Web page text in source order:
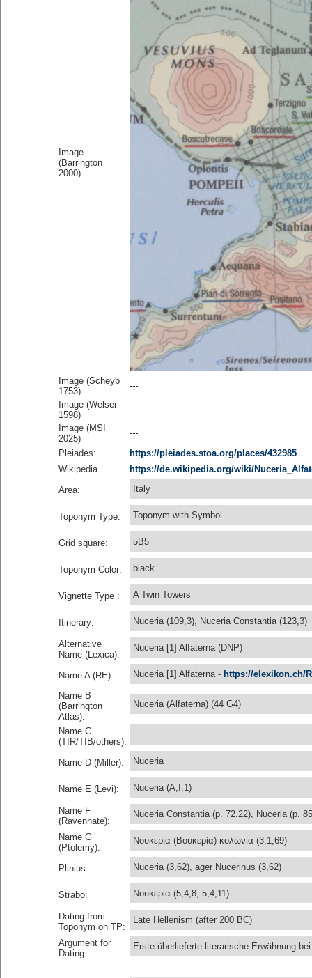
Image
(Barrington
2000)
Image (Scheyb
1753)
---
Image (Welser
1598)
---
Image (MSI
2025)
---
Pleiades:
https://pleiades.stoa.org/places/432985
Wikipedia
https://de.wikipedia.org/wiki/
Area:
Italy
Toponym Type: Toponym with Symbol
Grid square: 5B5
Toponym Color: black
Vignette Type : A Twin Towers
Itinerary: Nuceria (109,3), Nuceria Constantia (123,3)
Alternative
Name (Lexica):
Nuceria [1] Alfaterna (DNP)
Name A (RE): Nuceria [1] Alfaterna - https://elexikon.ch/
Name B
(Barrington
Atlas):
Nuceria (Alfaterna) (44 G4)
Name C
(TIR/TIB/others):
Name D (Miller):
Nuceria
Name E (Levi): Nuceria (A,I,1)
Name F
(Ravennate):
Nuceria Constantia (p. 72.22), Nuceria (p.
Name G
(Ptolemy):
Νουκερία (Βουκερία) κολωνία (3,1,69)
Plinius: Nuceria (3,62), ager Nucerinus (3,62)
Strabo: Νουκερία (5,4,8; 5,4,11)
Dating from
Toponym on TP:
Late Hellenism (after 200 BC)
Argument for
Dating:
Erste überlieferte literarische Erwähnung